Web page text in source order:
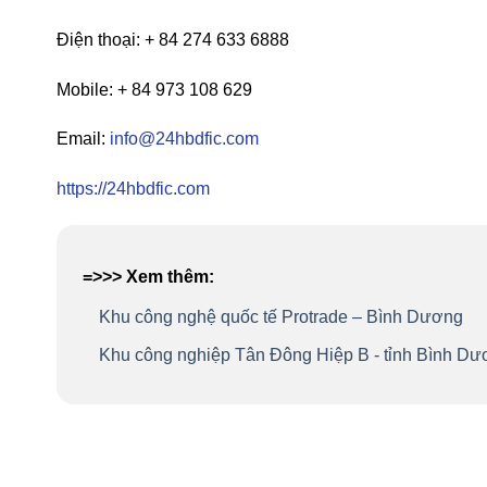
Điện thoại: + 84 274 633 6888
Mobile: + 84 973 108 629
Email: info@24hbdfic.com
https://24hbdfic.com
=>>> Xem thêm:
Khu công nghệ quốc tế Protrade – Bình Dương
Khu công nghiệp Tân Đông Hiệp B - tỉnh Bình